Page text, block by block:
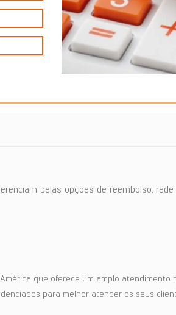
pelas opções de reembolso, rede
que oferece um amplo atendimento
para melhor atender os seus